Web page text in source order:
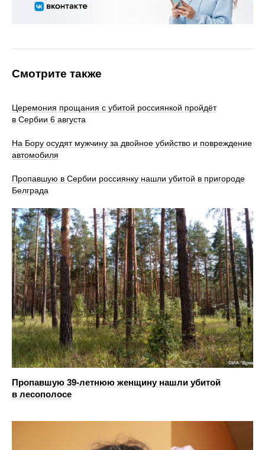
Смотрите также
Церемония прощания с убитой россиянкой пройдёт
в Сербии 6 августа
На Бору осудят мужчину за двойное убийство и повреждение
автомобиля
Пропавшую в Сербии россиянку нашли убитой в пригороде
Белграда
Пропавшую 39-летнюю женщину нашли убитой
в лесополосе